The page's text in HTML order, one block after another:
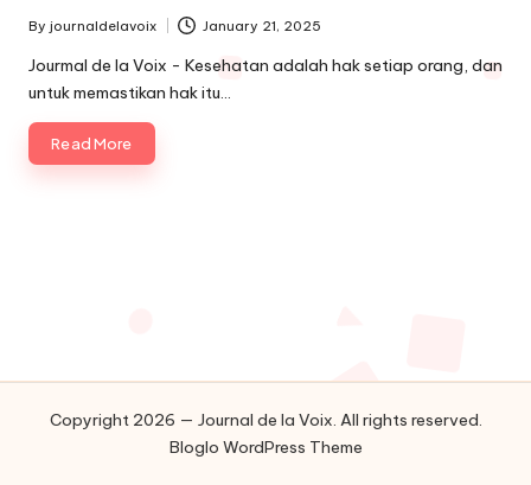
Posted
by
By journaldelavoix January 21, 2025
Jourmal de la Voix - Kesehatan adalah hak setiap orang, dan
untuk memastikan hak itu…
Read More
Copyright 2026 — Journal de la Voix. All rights reserved.
Bloglo WordPress Theme